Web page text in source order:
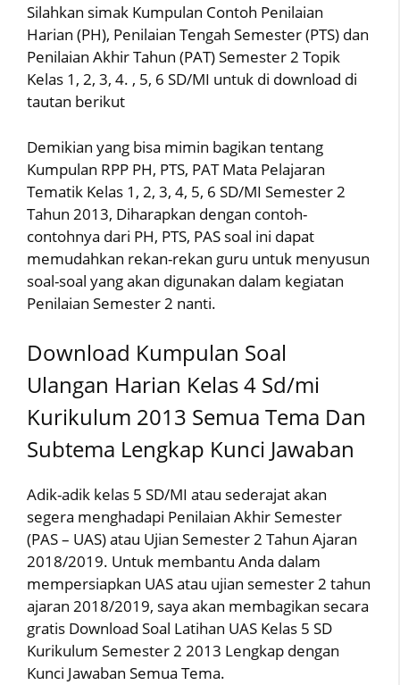
Silahkan simak Kumpulan Contoh Penilaian
Harian (PH), Penilaian Tengah Semester (PTS) dan
Penilaian Akhir Tahun (PAT) Semester 2 Topik
Kelas 1, 2, 3, 4. , 5, 6 SD/MI untuk di download di
tautan berikut
Demikian yang bisa mimin bagikan tentang
Kumpulan RPP PH, PTS, PAT Mata Pelajaran
Tematik Kelas 1, 2, 3, 4, 5, 6 SD/MI Semester 2
Tahun 2013, Diharapkan dengan contoh-
contohnya dari PH, PTS, PAS soal ini dapat
memudahkan rekan-rekan guru untuk menyusun
soal-soal yang akan digunakan dalam kegiatan
Penilaian Semester 2 nanti.
Download Kumpulan Soal
Ulangan Harian Kelas 4 Sd/mi
Kurikulum 2013 Semua Tema Dan
Subtema Lengkap Kunci Jawaban
Adik-adik kelas 5 SD/MI atau sederajat akan
segera menghadapi Penilaian Akhir Semester
(PAS – UAS) atau Ujian Semester 2 Tahun Ajaran
2018/2019. Untuk membantu Anda dalam
mempersiapkan UAS atau ujian semester 2 tahun
ajaran 2018/2019, saya akan membagikan secara
gratis Download Soal Latihan UAS Kelas 5 SD
Kurikulum Semester 2 2013 Lengkap dengan
Kunci Jawaban Semua Tema.